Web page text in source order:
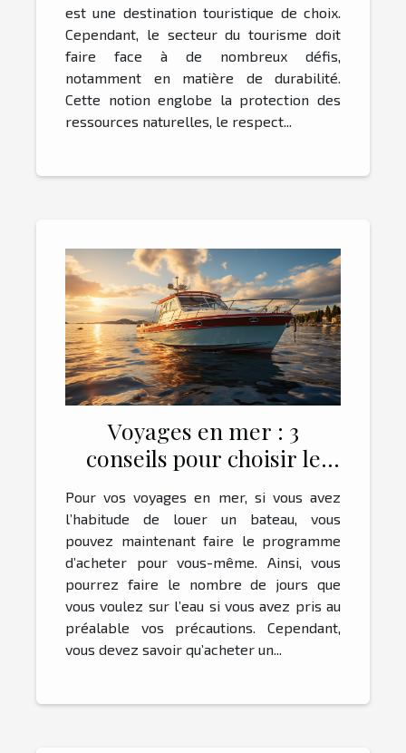
est une destination touristique de choix.
Cependant, le secteur du tourisme doit
faire face à de nombreux défis,
notamment en matière de durabilité.
Cette notion englobe la protection des
ressources naturelles, le respect...
Voyages en mer : 3
conseils pour choisir le
meilleur bateau de
plaisance
Pour vos voyages en mer, si vous avez
l’habitude de louer un bateau, vous
pouvez maintenant faire le programme
d’acheter pour vous-même. Ainsi, vous
pourrez faire le nombre de jours que
vous voulez sur l’eau si vous avez pris au
préalable vos précautions. Cependant,
vous devez savoir qu’acheter un...